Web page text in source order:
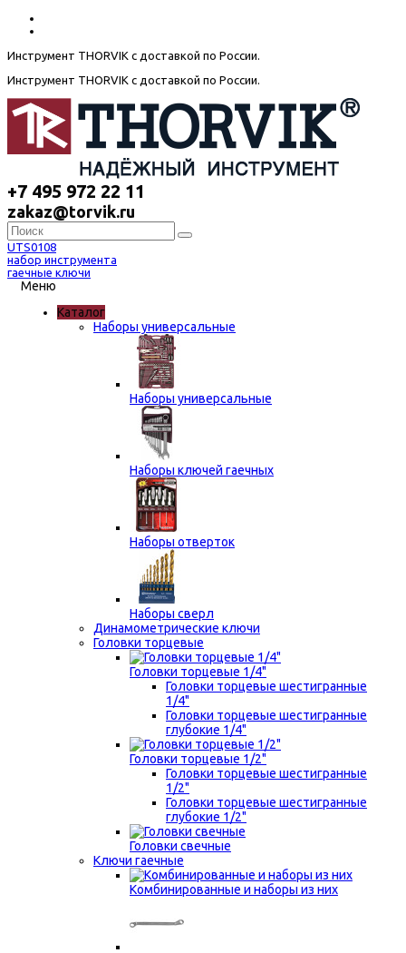
Инструмент THORVIK с доставкой по России.
Инструмент THORVIK с доставкой по России.
+7 495 972 22 11
zakaz@torvik.ru
UTS0108
набор инструмента
гаечные ключи
Меню
Каталог
Наборы универсальные
Наборы универсальные
Наборы ключей гаечных
Наборы отверток
Наборы сверл
Динамометрические ключи
Головки торцевые
Головки торцевые 1/4"
Головки торцевые шестигранные
1/4"
Головки торцевые шестигранные
глубокие 1/4"
Головки торцевые 1/2"
Головки торцевые шестигранные
1/2"
Головки торцевые шестигранные
глубокие 1/2"
Головки свечные
Ключи гаечные
Комбинированные и наборы из них